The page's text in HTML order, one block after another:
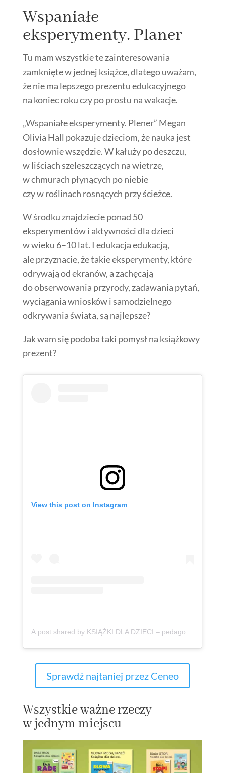
Wspaniałe
eksperymenty. Planer
Tu mam wszystkie te zainteresowania
zamknięte w jednej książce, dlatego uważam,
że nie ma lepszego prezentu edukacyjnego
na koniec roku czy po prostu na wakacje.
„Wspaniałe eksperymenty. Plener” Megan
Olivia Hall pokazuje dzieciom, że nauka jest
dosłownie wszędzie. W kałuży po deszczu,
w liściach szeleszczących na wietrze,
w chmurach płynących po niebie
czy w roślinach rosnących przy ścieżce.
W środku znajdziecie ponad 50
eksperymentów i aktywności dla dzieci
w wieku 6–10 lat. I edukacja edukacją,
ale przyznacie, że takie eksperymenty, które
odrywają od ekranów, a zachęcają
do obserwowania przyrody, zadawania pytań,
wyciągania wniosków i samodzielnego
odkrywania świata, są najlepsze?
Jak wam się podoba taki pomysł na książkowy
prezent?
View this post on Instagram
Sprawdź najtaniej przez Ceneo
Wszystkie ważne rzeczy
w jednym miejscu